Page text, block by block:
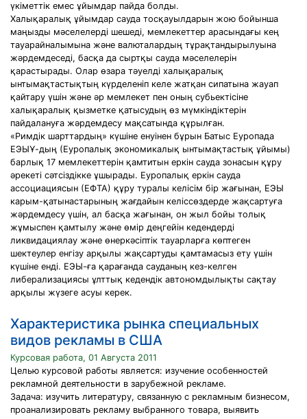
үкіметтік емес ұйымдар пайда болды.
Халықаралық ұйымдар сауда тосқауылдарын жою бойынша
маңызды мәселелерді шешеді, мемлекеттер арасындағы кең
тауарайналымына және валюталардың тұрақтандырылуына
жәрдемдеседі, басқа да сыртқы сауда мәселелерін
қарастырады. Олар өзара тәуелді халықаралық
ынтымақтастықтың күрделеніп келе жатқан сипатына жауап
қайтару үшін және әр мемлекет пен оның субьектісіне
халықаралық қызметке қатысудың өз мүмкіндіктерін
пайдалануға жәрдемдесу мақсатында құрылған.
«Римдік шарттардың» күшіне енуінен бұрын Батыс Еуропада
ЕЭЫҰ-дың (Еуропалық экономикалық ынтымақтастық ұйымы)
барлық 17 мемлекеттерін қамтитын еркін сауда зонасын құру
әрекеті сәтсіздікке ұшырады. Еуропалық еркін сауда
ассоциациясын (ЕФТА) құру туралы келісім бір жағынан, ЕЭЫ
карым-қатынастарының жағдайын келіссөздерде жақсартуға
жәрдемдесу үшін, ал басқа жағынан, он жыл бойы толық
жұмыспен қамтылу және өмір деңгейін кедендерді
ликвидациялау және өнеркәсіптік тауарларға көптеген
шектеулер енгізу арқылы жақсартуды қамтамасыз ету үшін
күшіне енді. ЕЭЫ-ға қарағанда сауданың кез-келген
либерализациясы ұлттық кедендік автономдылықты сақтау
арқылы жүзеге асуы керек.
Характеристика рынка специальных
видов рекламы в США
Курсовая работа, 01 Августа 2011
Целью курсовой работы является: изучение особенностей
рекламной деятельности в зарубежной рекламе.
Задача: изучить литературу, связанную с рекламным бизнесом,
проанализировать рекламу выбранного товара, выявить